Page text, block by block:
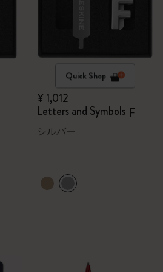
Quick Shop
¥ 1,012
Letters and Symbols F
シルバー